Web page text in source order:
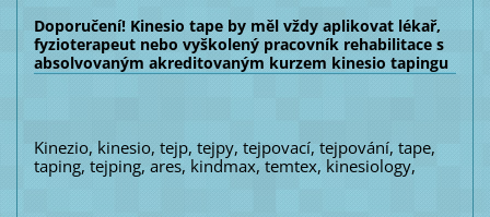
Doporučení! Kinesio tape by měl vždy aplikovat lékař,
fyzioterapeut nebo vyškolený pracovník rehabilitace s
absolvovaným akreditovaným kurzem kinesio tapingu
Kinezio, kinesio, tejp, tejpy, tejpovací, tejpování, tape,
taping, tejping, ares, kindmax, temtex, kinesiology,